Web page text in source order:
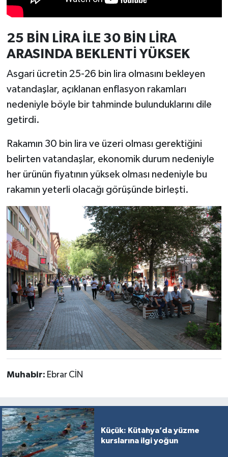
25 BİN LİRA İLE 30 BİN LİRA
ARASINDA BEKLENTİ YÜKSEK
Asgari ücretin 25-26 bin lira olmasını bekleyen
vatandaşlar, açıklanan enflasyon rakamları
nedeniyle böyle bir tahminde bulunduklarını dile
getirdi.
Rakamın 30 bin lira ve üzeri olması gerektiğini
belirten vatandaşlar, ekonomik durum nedeniyle
her ürünün fiyatının yüksek olması nedeniyle bu
rakamın yeterli olacağı görüşünde birleşti.
Muhabir: Ebrar CİN
Küçük: Kütahya’da yüzme
kurslarına ilgi yoğun
Video Galeri
Yaşam
Yemek Tarifleri